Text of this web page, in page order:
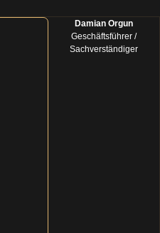
Damian Orgun
Geschäftsführer /
Sachverständiger